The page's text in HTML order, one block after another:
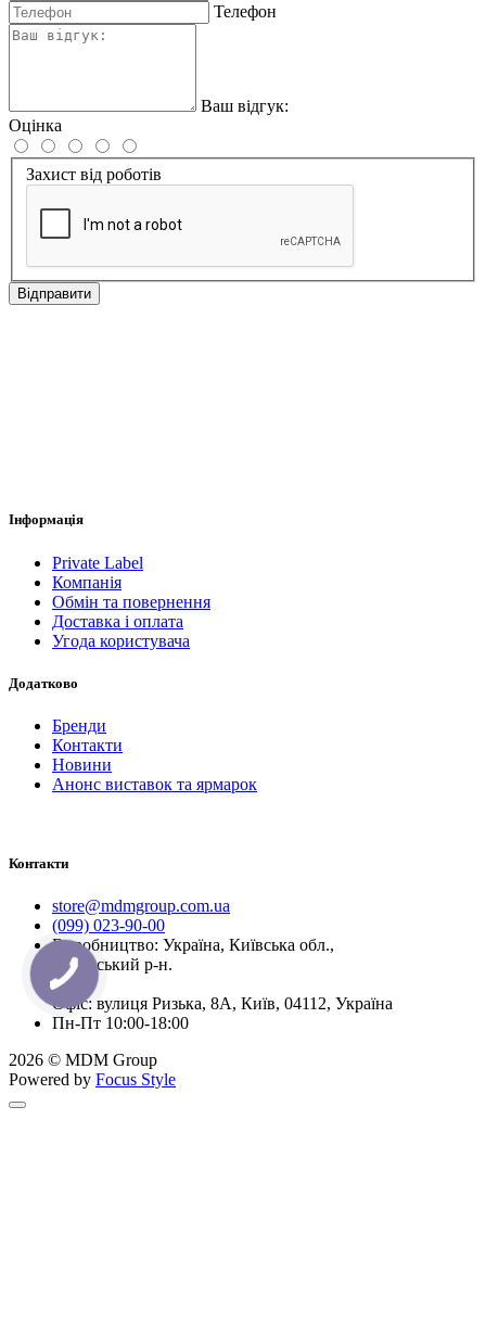
Телефон
Ваш відгук:
Оцінка
Захист від роботів
Відправити
Інформація
Private Label
Компанія
Обмін та повернення
Доставка і оплата
Угода користувача
Додатково
Бренди
Контакти
Новини
Анонс виставок та ярмарок
Контакти
store@mdmgroup.com.ua
(099) 023-90-00
Виробництво: Україна, Київська обл.,
Бучанський р-н.
Офіс: вулиця Ризька, 8А, Київ, 04112, Україна
Пн-Пт 10:00-18:00
2026 © MDM Group
Powered by Focus Style